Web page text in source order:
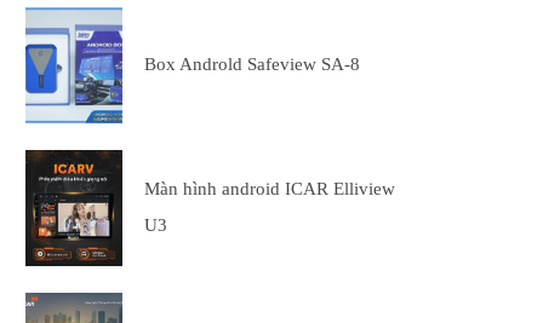
Box Androld Safeview SA-8
Màn hình android ICAR Elliview
U3